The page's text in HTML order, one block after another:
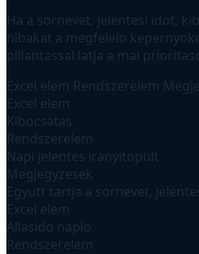
Ha a sornevet, jelentesi idot,
hibakat a megfelelo
pillantassal latja a mai
Excel elem Rendszerelem
Excel elem
Kibocsatas
Rendszerelem
Napi jelentes iranyitopult
Megjegyzesek
Egyutt tartja a sornevet,
Excel elem
Allasido naplo
Rendszerelem